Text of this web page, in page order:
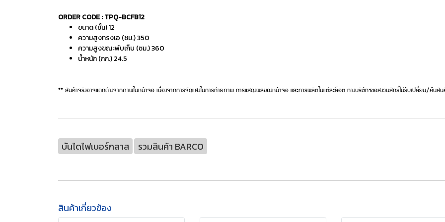
ORDER CODE : TPQ-BCFB12
ขนาด (ขั้น) 12
ความสูงทรงเอ (ซม.) 350
ความสูงขณะพับเก็บ (ซม.) 360
น้ำหนัก (กก.) 24.5
** สินค้าจริงอาจแตกต่างจากภาพในหน้าจอ เนื่องจากการจัดแสงในการถ่ายภาพ การแสดงผลของหน้าจอ และการผลิตในแต่ละล็อต ทางบริษัทฯขอสงวนสิทธิ์ไม่รับเปลี่ยน/คืนสิน
บันไดไฟเบอร์กลาส รวมสินค้า BARCO
สินค้าเกี่ยวข้อง